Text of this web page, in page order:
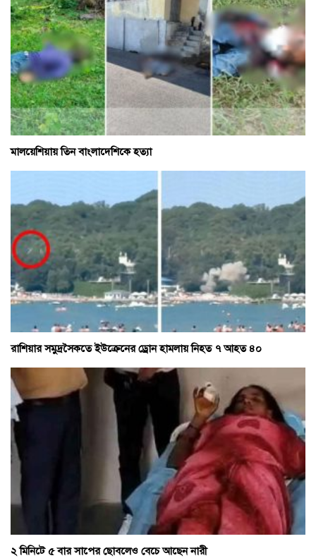
মালয়েশিয়ায় তিন বাংলাদেশিকে হত্যা
রাশিয়ার সমুদ্রসৈকতে ইউক্রেনের ড্রোন হামলায় নিহত ৭ আহত ৪০
২ মিনিটে ৫ বার সাপের ছোবলেও বেচে আছেন নারী